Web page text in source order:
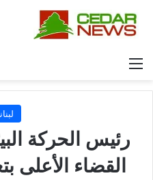
القائمة
رئيس الحركة
القضاء الأعلى